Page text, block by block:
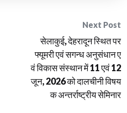
Next Post
सेलाकुई, देहरादून स्थित पर
फ्यूमरी एवं सगन्ध अनुसंधान ए
वं विकास संस्थान में 11 एवं 12
जून, 2026 को दालचीनी विषय
क अन्तर्राष्ट्रीय सेमिनार